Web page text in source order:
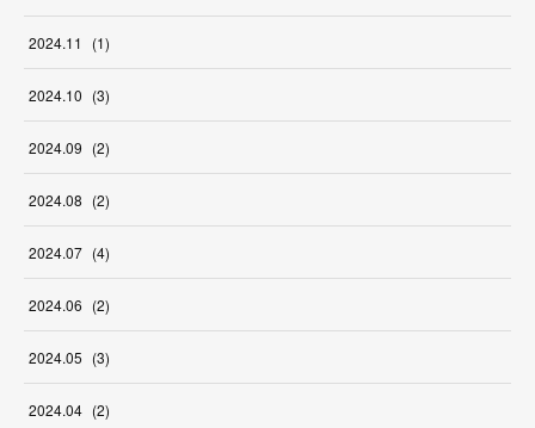
2024.11 (1)
2024.10 (3)
2024.09 (2)
2024.08 (2)
2024.07 (4)
2024.06 (2)
2024.05 (3)
2024.04 (2)